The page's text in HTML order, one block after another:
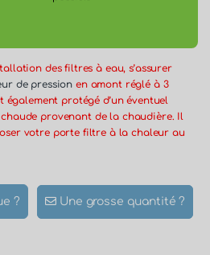
des filtres à eau, s’assurer
de pression en amont réglé à 3
protégé d’un éventuel
provenant de la chaudière. Il
votre porte filtre à la chaleur au
? Une grosse quantité ?